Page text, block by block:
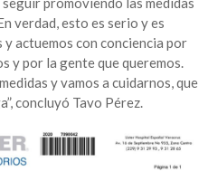
verdad, esto es serio y es
y actuemos con conciencia por
y por la gente que queremos.
y vamos a cuidarnos, que
concluyó Tavo Pérez.